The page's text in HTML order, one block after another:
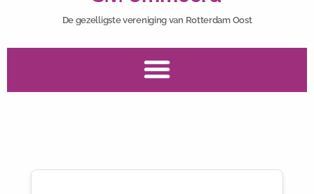
De gezelligste vereniging van Rotterdam Oost